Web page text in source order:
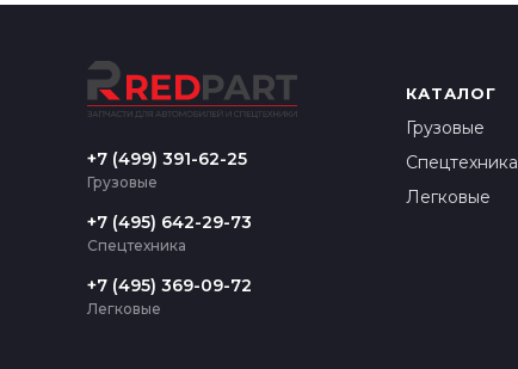
+7 (499) 391-62-25
Грузовые
+7 (495) 642-29-73
Спецтехника
+7 (495) 369-09-72
Легковые
КАТАЛОГ
Грузовые
Спецтехника
Легковые